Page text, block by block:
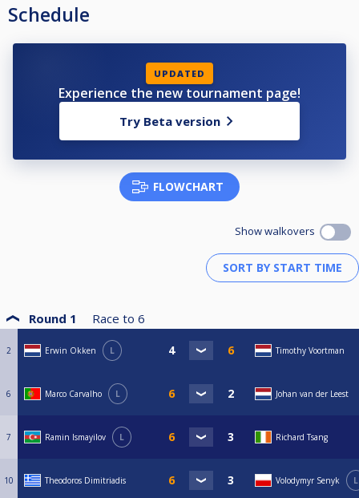
Schedule
UPDATED
Experience the new tournament page!
Try Beta version
FLOWCHART
Show walkovers
Round 1 Race to 6
2 Erwin Okken L Timothy Voortman
6 Marco Carvalho L Johan van der Leest
7 Ramin Ismayilov L Richard Tsang
10 Theodoros Dimitriadis Volodymyr Senyk L